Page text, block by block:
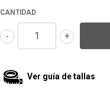
CANTIDAD
+
-
Ver guía de tallas